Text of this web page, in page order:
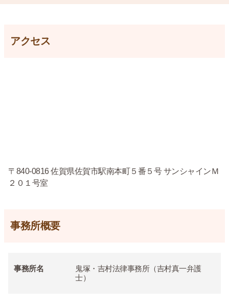
アクセス
〒840-0816 佐賀県佐賀市駅南本町５番５号 サンシャインＭ
２０１号室
事務所概要
事務所名
鬼塚・吉村法律事務所（吉村真一弁護
士）